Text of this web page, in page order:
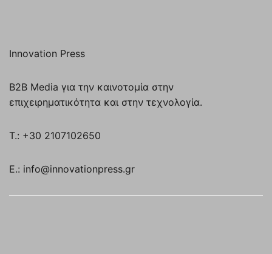
Innovation Press
B2B Media για την καινοτομία στην
επιχειρηματικότητα και στην τεχνολογία.
T.: +30 2107102650
E.: info@innovationpress.gr